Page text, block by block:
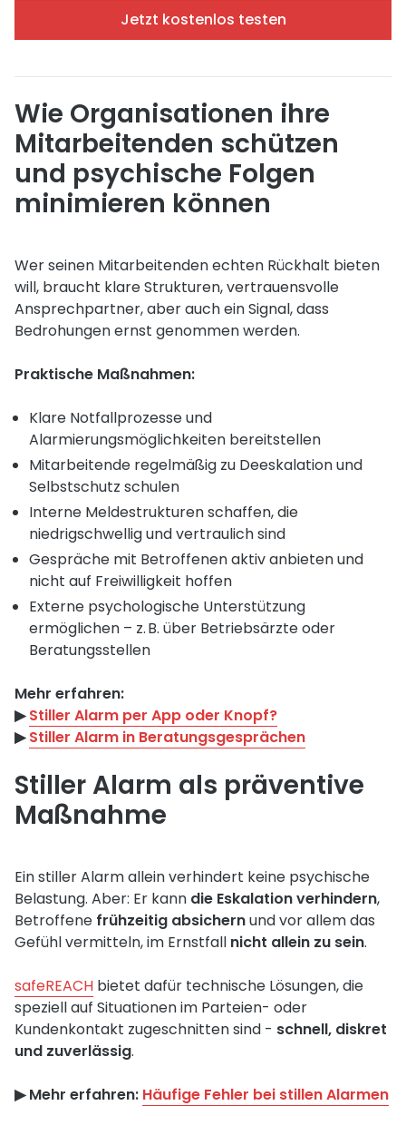
Jetzt kostenlos testen
Wie Organisationen ihre
Mitarbeitenden schützen
und psychische Folgen
minimieren können
Wer seinen Mitarbeitenden echten Rückhalt bieten
will, braucht klare Strukturen, vertrauensvolle
Ansprechpartner, aber auch ein Signal, dass
Bedrohungen ernst genommen werden.
Praktische Maßnahmen:
Klare Notfallprozesse und
Alarmierungsmöglichkeiten bereitstellen
Mitarbeitende regelmäßig zu Deeskalation und
Selbstschutz schulen
Interne Meldestrukturen schaffen, die
niedrigschwellig und vertraulich sind
Gespräche mit Betroffenen aktiv anbieten und
nicht auf Freiwilligkeit hoffen
Externe psychologische Unterstützung
ermöglichen – z. B. über Betriebsärzte oder
Beratungsstellen
Mehr erfahren:
▶︎Stiller Alarm per App oder Knopf?
▶︎Stiller Alarm in Beratungsgesprächen
Stiller Alarm als präventive
Maßnahme
Ein stiller Alarm allein verhindert keine psychische
Belastung. Aber: Er kann die Eskalation verhindern,
Betroffene frühzeitig absichernund vor allem das
Gefühl vermitteln, im Ernstfall nicht allein zu sein.
safeREACH bietet dafür technische Lösungen, die
speziell auf Situationen im Parteien- oder
Kundenkontakt zugeschnitten sind - schnell, diskret
und zuverlässig.
▶︎ Mehr erfahren: Häufige Fehler bei stillen Alarmen